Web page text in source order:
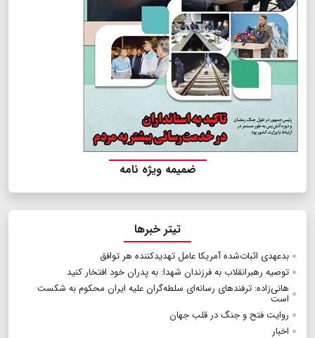
ضمیمه ویژه نامه
تیتر خبرها
بدعهدی اثبات‌شده آمریکا عامل تهدیدکننده هر توافق
توصیه رهبرانقلاب به فرزندان شهدا: به پدران خود افتخار کنید
هانی‌زاده: ترفندهای رسانه‌ای سلطه‌گران علیه ایران محکوم به شکست
است
روایت فتح و جنگ در قلب جهان
اخبار